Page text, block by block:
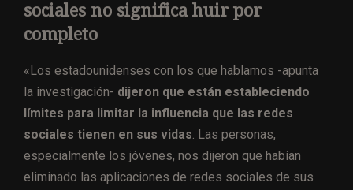
sociales no significa huir por
completo
«Los estadounidenses con los que hablamos -apunta
la investigación- dijeron que están estableciendo
límites para limitar la influencia que las redes
sociales tienen en sus vidas. Las personas,
especialmente los jóvenes, nos dijeron que habían
eliminado las aplicaciones de redes sociales de sus